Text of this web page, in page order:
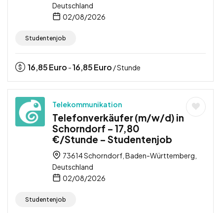
Deutschland
02/08/2026
Studentenjob
16,85Euro -16,85Euro / Stunde
Telekommunikation
Telefonverkäufer (m/w/d) in
Schorndorf – 17,80
€/Stunde – Studentenjob
73614 Schorndorf, Baden-Württemberg,
Deutschland
02/08/2026
Studentenjob